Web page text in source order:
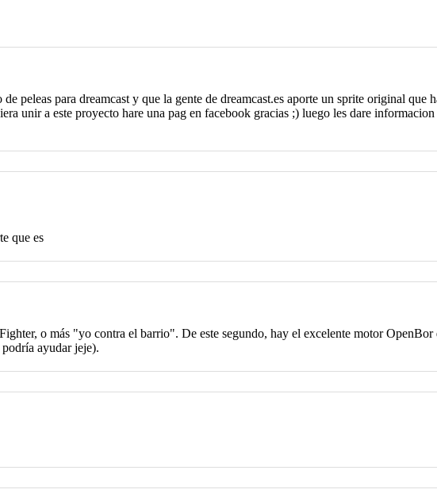
peleas para dreamcast y que la gente de dreamcast.es aporte un sprite original que
unir a este proyecto hare una pag en facebook gracias ;) luego les dare informacion
que es
o más "yo contra el barrio". De este segundo, hay el excelente motor OpenBor
ayudar jeje).